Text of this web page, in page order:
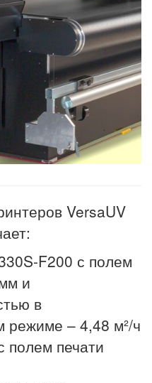
VersaUV
F200 с полем
и
в
режиме – 4,48 м²/ч
полем печати